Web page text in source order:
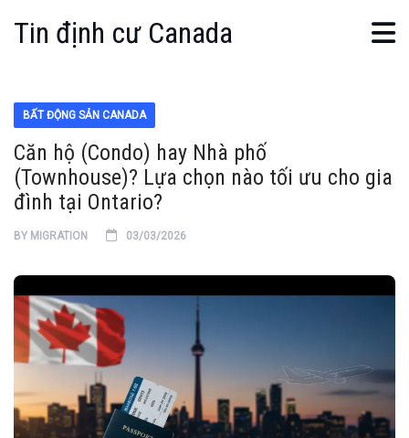
Tin định cư Canada
BẤT ĐỘNG SẢN CANADA
Căn hộ (Condo) hay Nhà phố
(Townhouse)? Lựa chọn nào tối ưu cho gia
đình tại Ontario?
BY MIGRATION 03/03/2026